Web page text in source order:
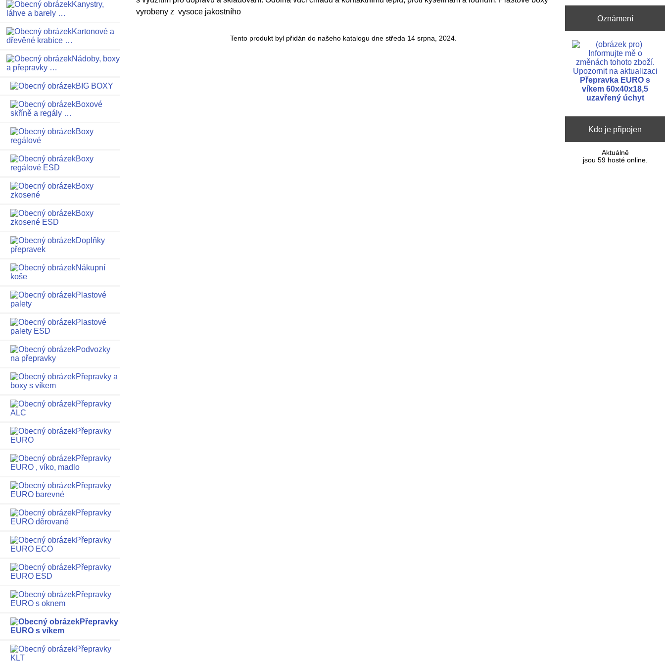
Kanystry,
láhve a barely …
Kartonové a
dřevěné krabice …
Nádoby, boxy
a přepravky …
BIG BOXY
Boxové
skříně a regály …
Boxy
regálové
Boxy
regálové ESD
Boxy
zkosené
Boxy
zkosené ESD
Doplňky
přepravek
Nákupní
koše
Plastové
palety
Plastové
palety ESD
Podvozky
na přepravky
Přepravky a
boxy s víkem
Přepravky
ALC
Přepravky
EURO
Přepravky
EURO , víko, madlo
Přepravky
EURO barevné
Přepravky
EURO děrované
Přepravky
EURO ECO
Přepravky
EURO ESD
Přepravky
EURO s oknem
Přepravky
EURO s víkem
Přepravky
KLT
vyrobeny z vysoce jakostního
Tento produkt byl přidán do našeho katalogu dne středa 14 srpna, 2024.
Oznámení
Upozornit na aktualizaci
Přepravka EURO s
víkem 60x40x18,5
uzavřený úchyt
Kdo je připojen
Aktuálně
jsou 59 hosté online.